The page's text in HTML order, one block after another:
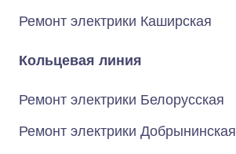
Ремонт электрики Каширская
Кольцевая линия
Ремонт электрики Белорусская
Ремонт электрики Добрынинская